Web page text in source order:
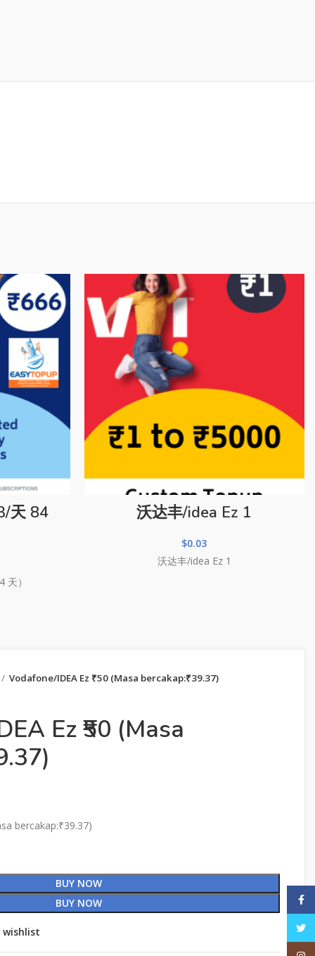
天 84
天）
沃达丰/idea Ez 1
$0.03
沃达丰/idea Ez 1
Vodafone/IDEA Ez ₹50 (Masa bercakap:₹39.37)
Ez ₹50 (Masa
bercakap:₹39.37)
BUY NOW
BUY NOW
wishlist